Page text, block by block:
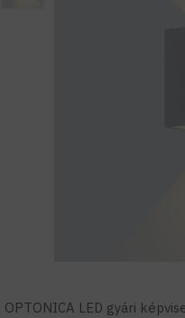
OPTONICA LED gyári